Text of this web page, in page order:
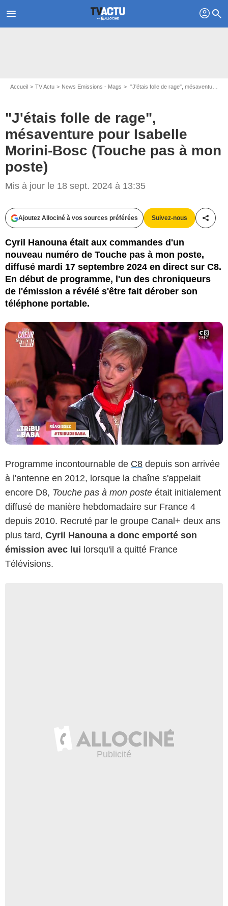
menu profil search
Accueil TV Actu News Emissions - Mags "J'étais folle de rage", mésaventure pour Isabelle Morini-Bosc (Touche pas à mon poste)
"J'étais folle de rage",
mésaventure pour Isabelle
Morini-Bosc (Touche pas à mon
poste)
Mis à jour le 18 sept. 2024 à 13:35
Ajoutez Allociné à vos sources préférées Suivez-nous
Cyril Hanouna était aux commandes d'un
nouveau numéro de Touche pas à mon poste,
diffusé mardi 17 septembre 2024 en direct sur C8.
En début de programme, l'un des chroniqueurs
de l'émission a révélé s'être fait dérober son
téléphone portable.
Programme incontournable de C8 depuis son arrivée
à l'antenne en 2012, lorsque la chaîne s'appelait
encore D8, Touche pas à mon poste était initialement
diffusé de manière hebdomadaire sur France 4
depuis 2010. Recruté par le groupe Canal+ deux ans
plus tard, Cyril Hanouna a donc emporté son
émission avec lui lorsqu'il a quitté France
Télévisions.